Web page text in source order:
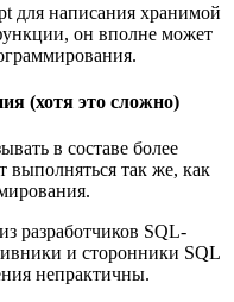
для написания хранимой
он вполне может
(хотя это сложно)
в составе более
так же, как
разработчиков SQL-
и сторонники SQL
непрактичны.